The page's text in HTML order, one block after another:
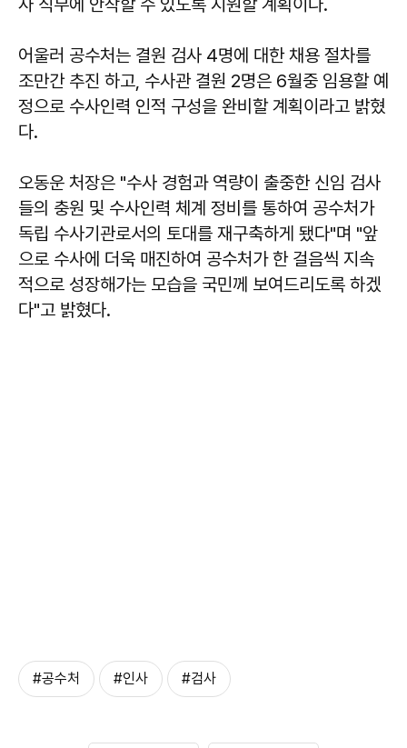
어울러 공수처는 결원 검사 4명에 대한 채용 절차를
조만간 추진 하고, 수사관 결원 2명은 6월중 임용할 예
정으로 수사인력 인적 구성을 완비할 계획이라고 밝혔
다.
오동운 처장은 "수사 경험과 역량이 출중한 신임 검사
들의 충원 및 수사인력 체계 정비를 통하여 공수처가
독립 수사기관로서의 토대를 재구축하게 됐다"며 "앞
으로 수사에 더욱 매진하여 공수처가 한 걸음씩 지속
적으로 성장해가는 모습을 국민께 보여드리도록 하겠
다"고 밝혔다.
#공수처 #인사 #검사